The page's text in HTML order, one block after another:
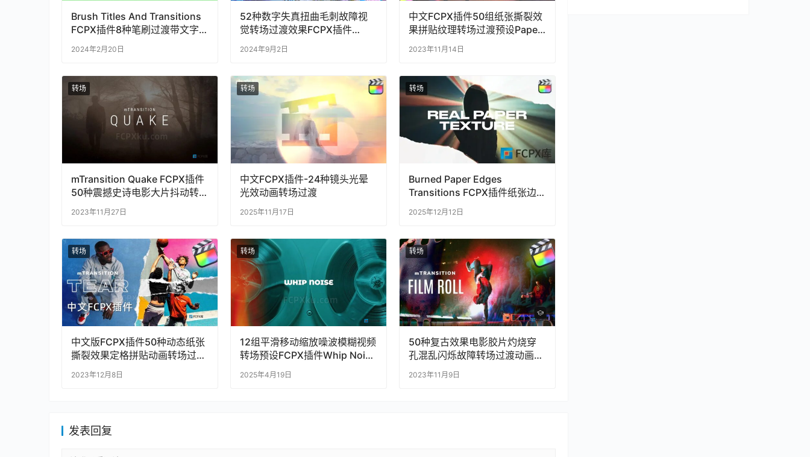
Brush Titles And Transitions
FCPX插件8种笔刷过渡带文字
标题转场效果
2024年2月20日
52种数字失真扭曲毛刺故障视
觉转场过渡效果FCPX插件
mTransition Datamosh
2024年9月2日
中文FCPX插件50组纸张撕裂效
果拼贴纹理转场过渡预设Paper
Tear Transitions
2023年11月14日
转场
mTransition Quake FCPX插件
50种震撼史诗电影大片抖动转
场过渡特效
2023年11月27日
转场
中文FCPX插件-24种镜头光晕
光效动画转场过渡
2025年11月17日
转场
Burned Paper Edges
Transitions FCPX插件纸张边
缘火焰烧灼视觉效果视频转场
2025年12月12日
转场
中文版FCPX插件50种动态纸张
撕裂效果定格拼贴动画转场过渡
2023年12月8日
转场
12组平滑移动缩放噪波模糊视频
转场预设FCPX插件Whip Noise
Transitions
2025年4月19日
转场
50种复古效果电影胶片灼烧穿
孔混乱闪烁故障转场过渡动画
FCPX插件
2023年11月9日
发表回复